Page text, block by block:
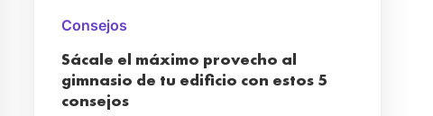
Consejos
Sácale el máximo provecho al
gimnasio de tu edificio con estos 5
consejos